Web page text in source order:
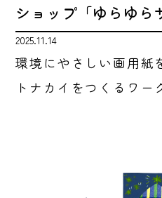
ショップ「ゆらゆ
2025.11.14
環境にやさしい画用紙
トナカイをつくるワー